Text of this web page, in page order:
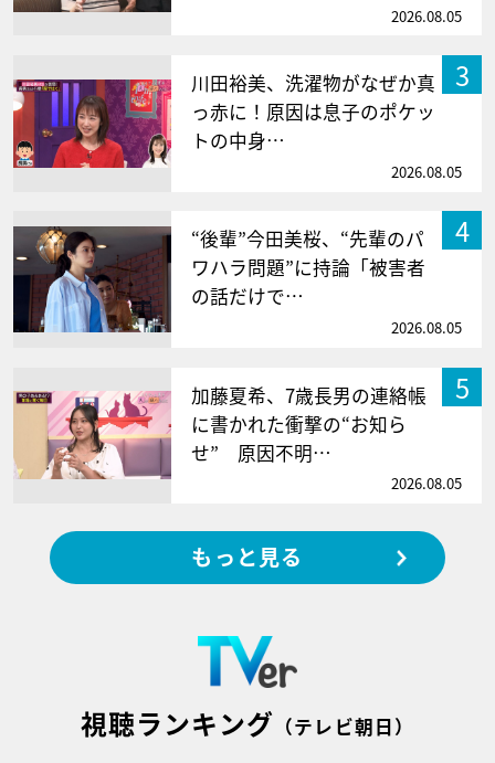
2026.08.05
3
川田裕美、洗濯物がなぜか真
っ赤に！原因は息子のポケッ
トの中身…
2026.08.05
4
“後輩”今田美桜、“先輩のパ
ワハラ問題”に持論「被害者
の話だけで…
2026.08.05
5
加藤夏希、7歳長男の連絡帳
に書かれた衝撃の“お知ら
せ” 原因不明…
2026.08.05
もっと見る
視聴ランキング （テレビ朝日）